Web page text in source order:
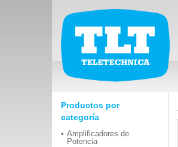
Productos por
categoría
Amplificadores de
Potencia